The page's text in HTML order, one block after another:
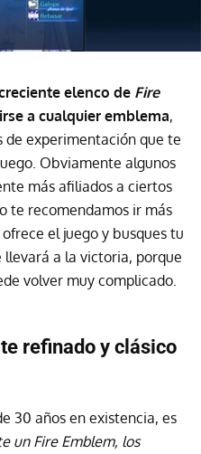
elenco de Fire
a cualquier emblema,
de experimentación que te
Obviamente algunos
más afiliados a ciertos
te recomendamos ir más
el juego y busques tu
a la victoria, porque
volver muy complicado.
refinado y clásico
30 años en existencia, es
un Fire Emblem, los